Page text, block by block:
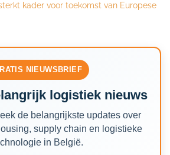
kader voor toekomst van Europese
NIEUWSBRIEF
logistiek nieuws
de belangrijkste updates over
supply chain en logistieke
in België.